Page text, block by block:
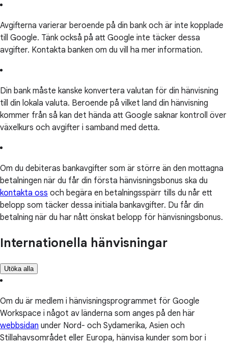
Avgifterna varierar beroende på din bank och är inte kopplade
till Google. Tänk också på att Google inte täcker dessa
avgifter. Kontakta banken om du vill ha mer information.
Din bank måste kanske konvertera valutan för din hänvisning
till din lokala valuta. Beroende på vilket land din hänvisning
kommer från så kan det hända att Google saknar kontroll över
växelkurs och avgifter i samband med detta.
Om du debiteras bankavgifter som är större än den mottagna
betalningen när du får din första hänvisningsbonus ska du
kontakta oss och begära en betalningsspärr tills du når ett
belopp som täcker dessa initiala bankavgifter. Du får din
betalning när du har nått önskat belopp för hänvisningsbonus.
Internationella hänvisningar
Utöka alla
Om du är medlem i hänvisningsprogrammet för Google
Workspace i något av länderna som anges på den här
webbsidan under Nord- och Sydamerika, Asien och
Stillahavsområdet eller Europa, hänvisa kunder som bor i